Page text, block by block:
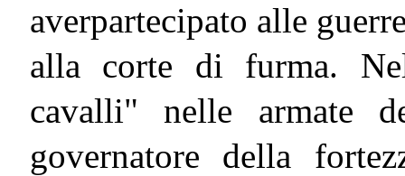
averpartecipato alle
alla corte di furma.
cavalli" nelle armate
governatore della